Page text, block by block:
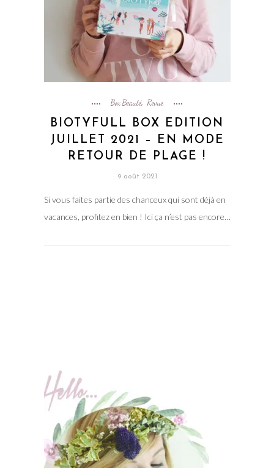
Box Beauté, Revue
BIOTYFULL BOX EDITION
JUILLET 2021 – EN MODE
RETOUR DE PLAGE !
9 août 2021
Si vous faites partie des chanceux qui sont déjà en
vacances, profitez en bien ! Ici ça n’est pas encore…